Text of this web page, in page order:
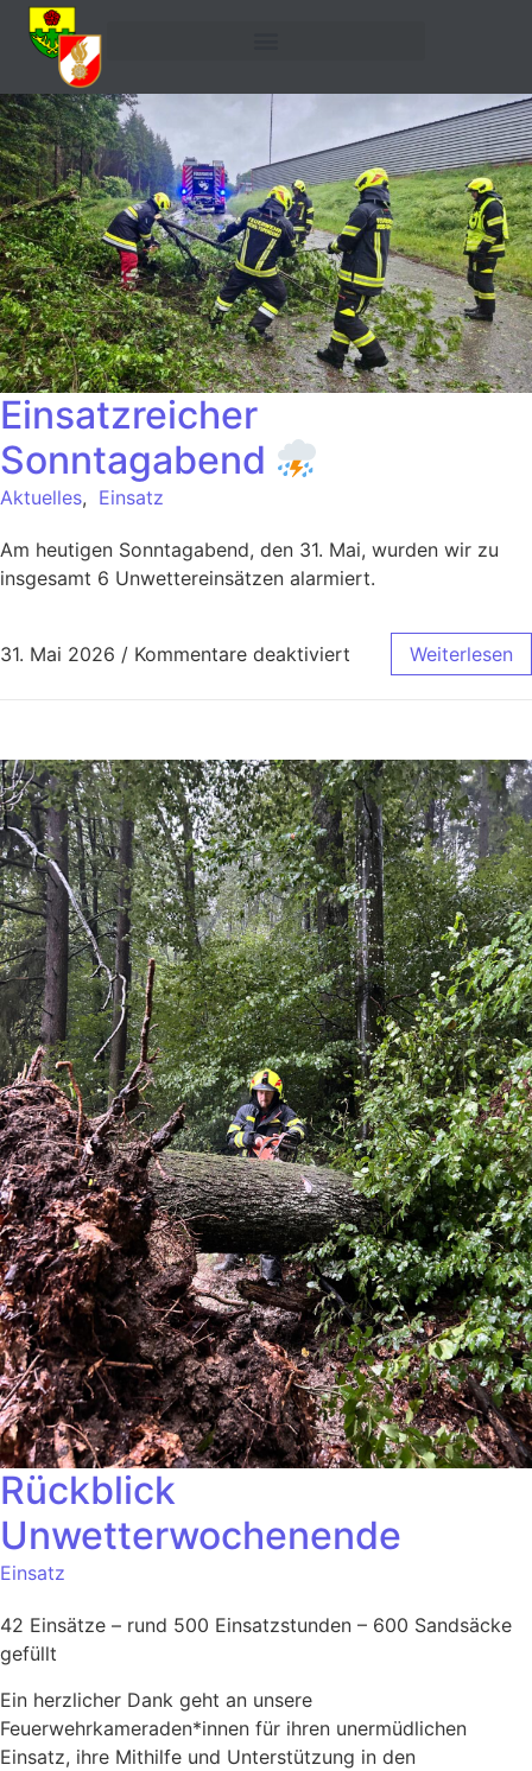
Einsatzreicher
Sonntagabend
Aktuelles, Einsatz
Am heutigen Sonntagabend, den 31. Mai, wurden wir zu
insgesamt 6 Unwettereinsätzen alarmiert.
31. Mai 2026 / Kommentare deaktiviert Weiterlesen
Rückblick
Unwetterwochenende
Einsatz
42 Einsätze – rund 500 Einsatzstunden – 600 Sandsäcke
gefüllt
Ein herzlicher Dank geht an unsere
Feuerwehrkameraden*innen für ihren unermüdlichen
Einsatz, ihre Mithilfe und Unterstützung in den